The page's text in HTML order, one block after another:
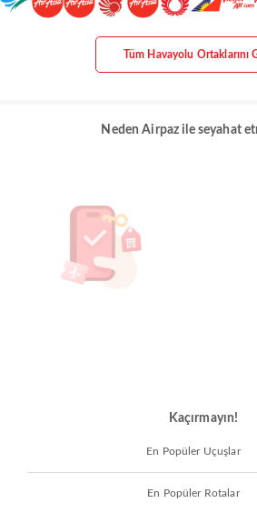
Tüm Havayolu Ortaklarını
Neden Airpaz ile seyahat
Kaçırmayın!
En Popüler Uçuşlar
En Popüler Rotalar